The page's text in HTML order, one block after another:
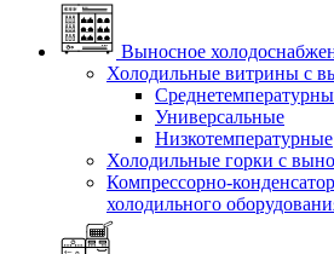
Выносное
Холодильные витрины с
Универсальные
Низкотемпературные
Холодильные горки с
Компрессорно-
холодильного